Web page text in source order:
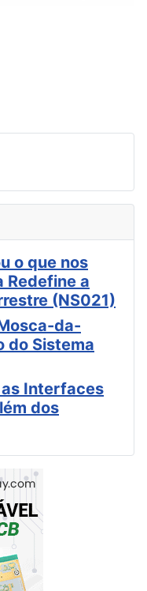
o que nos
Redefine a
(NS021)
da-
do Sistema
as Interfaces
dos